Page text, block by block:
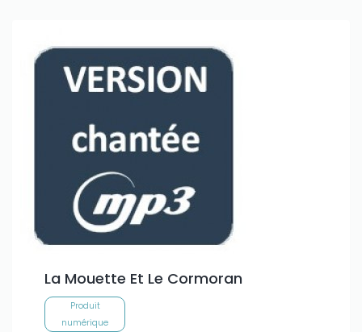
La Mouette Et Le Cormoran
Produit
numérique